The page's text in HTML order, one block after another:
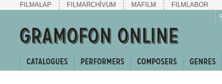
FILMALAP FILMARCHÍVUM MAFILM FILMLABOR